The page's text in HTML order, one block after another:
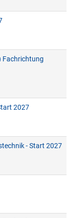
Fachrichtung
2027
- Start 2027